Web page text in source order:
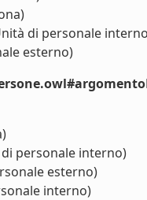
di personale
esterno)
personale interno)
esterno)
interno)